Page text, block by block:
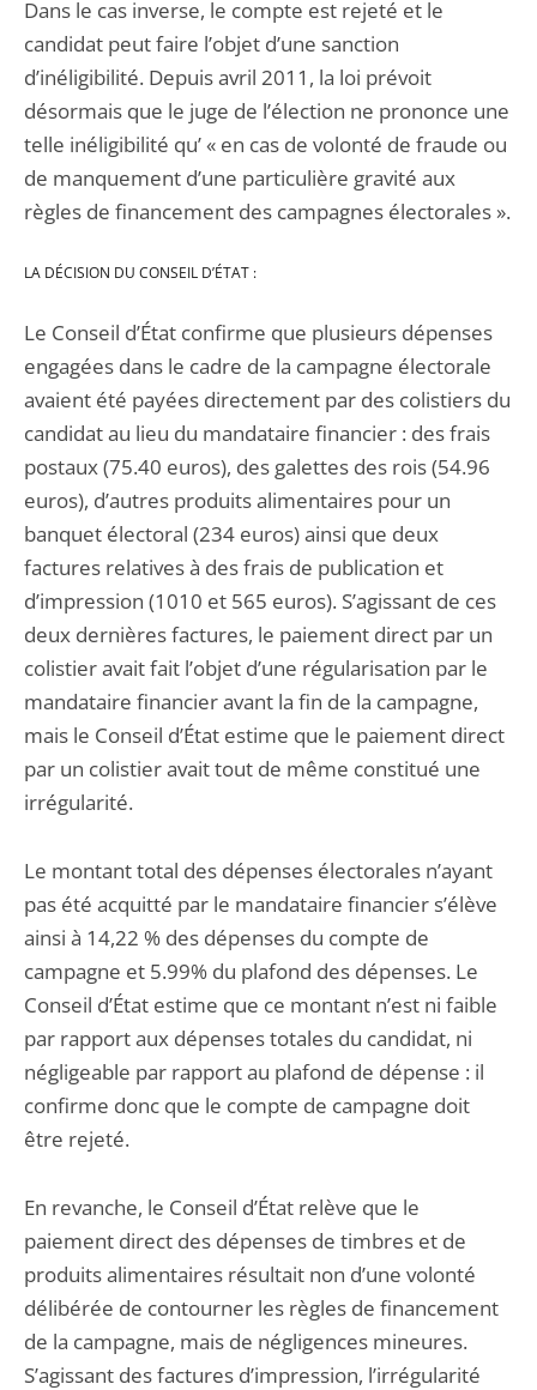
Dans le cas inverse, le compte est rejeté et le
candidat peut faire l’objet d’une sanction
d’inéligibilité. Depuis avril 2011, la loi prévoit
désormais que le juge de l’élection ne prononce une
telle inéligibilité qu’ « en cas de volonté de fraude ou
de manquement d’une particulière gravité aux
règles de financement des campagnes électorales ».
LA DÉCISION DU CONSEIL D’ÉTAT :
Le Conseil d’État confirme que plusieurs dépenses
engagées dans le cadre de la campagne électorale
avaient été payées directement par des colistiers du
candidat au lieu du mandataire financier : des frais
postaux (75.40 euros), des galettes des rois (54.96
euros), d’autres produits alimentaires pour un
banquet électoral (234 euros) ainsi que deux
factures relatives à des frais de publication et
d’impression (1010 et 565 euros). S’agissant de ces
deux dernières factures, le paiement direct par un
colistier avait fait l’objet d’une régularisation par le
mandataire financier avant la fin de la campagne,
mais le Conseil d’État estime que le paiement direct
par un colistier avait tout de même constitué une
irrégularité.
Le montant total des dépenses électorales n’ayant
pas été acquitté par le mandataire financier s’élève
ainsi à 14,22 % des dépenses du compte de
campagne et 5.99% du plafond des dépenses. Le
Conseil d’État estime que ce montant n’est ni faible
par rapport aux dépenses totales du candidat, ni
négligeable par rapport au plafond de dépense : il
confirme donc que le compte de campagne doit
être rejeté.
En revanche, le Conseil d’État relève que le
paiement direct des dépenses de timbres et de
produits alimentaires résultait non d’une volonté
délibérée de contourner les règles de financement
de la campagne, mais de négligences mineures.
S’agissant des factures d’impression, l’irrégularité